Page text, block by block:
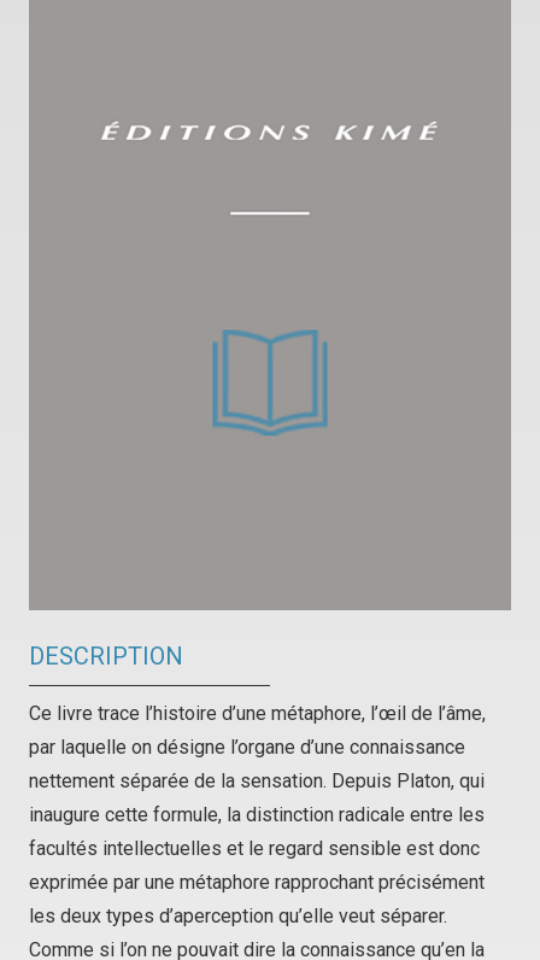
DESCRIPTION
Ce livre trace l’histoire d’une métaphore, l’œil de l’âme,
par laquelle on désigne l’organe d’une connaissance
nettement séparée de la sensation. Depuis Platon, qui
inaugure cette formule, la distinction radicale entre les
facultés intellectuelles et le regard sensible est donc
exprimée par une métaphore rapprochant précisément
les deux types d’aperception qu’elle veut séparer.
Comme si l’on ne pouvait dire la connaissance qu’en la